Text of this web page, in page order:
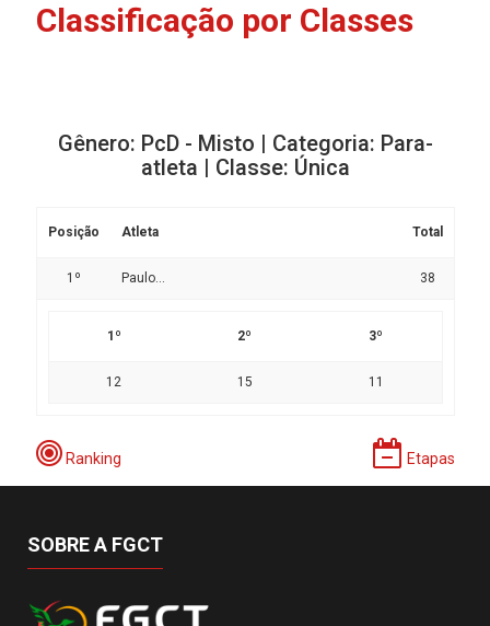
Classificação por Classes
Gênero: PcD - Misto | Categoria: Para-
atleta | Classe: Única
Posição Atleta Total
1º Paulo... 38
1º 2º 3º
12 15 11
Ranking Etapas
SOBRE A FGCT